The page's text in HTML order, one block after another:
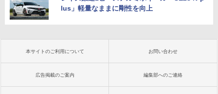
lus」軽量なままに剛性を向上
本サイトのご利用について お問い合わせ
広告掲載のご案内 編集部へのご連絡